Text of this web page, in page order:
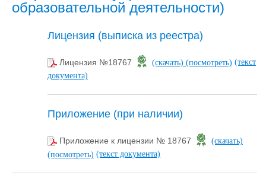
образовательной деятельности)
Лицензия (выписка из реестра)
Лицензия №18767 (скачать) (посмотреть) (текст
документа)
Приложение (при наличии)
Приложение к лицензии № 18767
(скачать)
(посмотреть) (текст документа)